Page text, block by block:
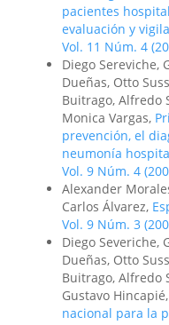
pacientes
evaluación y
Vol. 11 Núm. 4
Diego Sereviche,
Dueñas, Otto
Buitrago, Alfredo
Monica Vargas,
prevención, el
neumonía
Vol. 9 Núm. 4
Alexander
Carlos Álvarez,
Vol. 9 Núm. 3
Diego Severiche,
Dueñas, Otto
Buitrago, Alfredo
Gustavo
nacional para la